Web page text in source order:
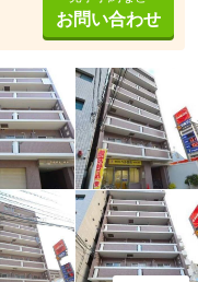
お問い合わせ